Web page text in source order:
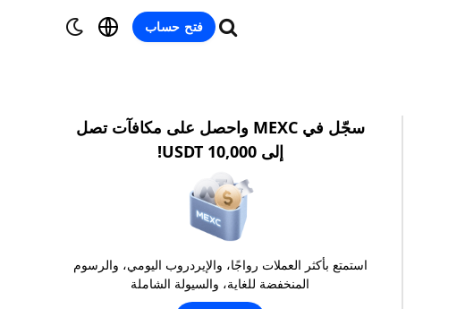
فتح حساب
سجّل في MEXC واحصل على مكافآت تصل
إلى 10,000 USDT!
استمتع بأكثر العملات رواجًا، والإيردروب اليومي، والرسوم
المنخفضة للغاية، والسيولة الشاملة